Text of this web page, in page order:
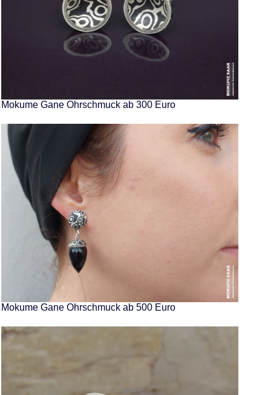
Mokume Gane Ohrschmuck ab 300 Euro
Mokume Gane Ohrschmuck ab 500 Euro